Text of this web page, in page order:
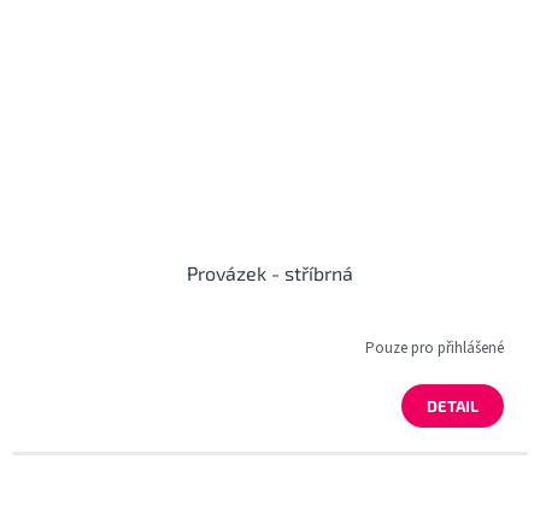
Provázek - stříbrná
Pouze pro přihlášené
DETAIL